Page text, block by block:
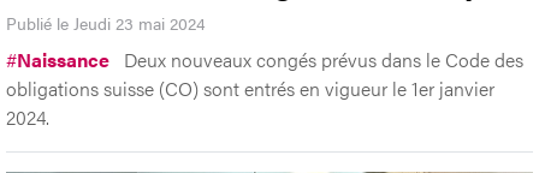
Publié le Jeudi 23 mai 2024
#Naissance Deux nouveaux congés prévus dans le Code des
obligations suisse (CO) sont entrés en vigueur le 1er janvier
2024.